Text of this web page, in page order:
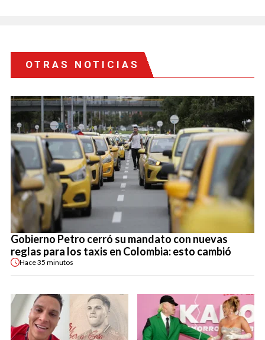
OTRAS NOTICIAS
Gobierno Petro cerró su mandato con nuevas
reglas para los taxis en Colombia: esto cambió
Hace35 minutos